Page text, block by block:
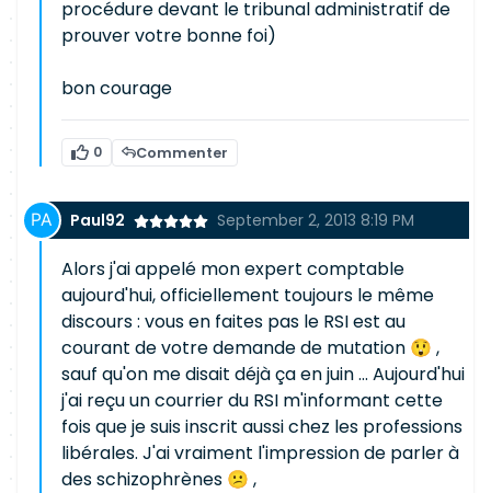
procédure devant le tribunal administratif de
prouver votre bonne foi)
bon courage
0 Commenter
Paul92 September 2, 2013 8:19 PM
Alors j'ai appelé mon expert comptable
aujourd'hui, officiellement toujours le même
discours : vous en faites pas le RSI est au
courant de votre demande de mutation 😲 ,
sauf qu'on me disait déjà ça en juin ... Aujourd'hui
j'ai reçu un courrier du RSI m'informant cette
fois que je suis inscrit aussi chez les professions
libérales. J'ai vraiment l'impression de parler à
des schizophrènes 😕 ,